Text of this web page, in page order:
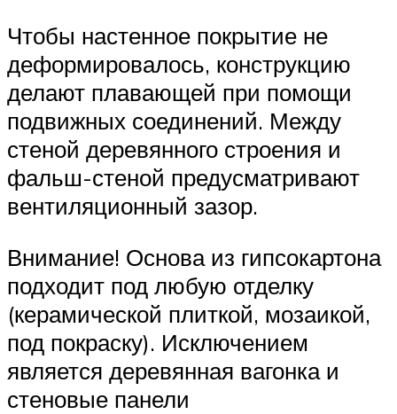
Чтобы настенное покрытие не
деформировалось, конструкцию
делают плавающей при помощи
подвижных соединений. Между
стеной деревянного строения и
фальш-стеной предусматривают
вентиляционный зазор.
Внимание! Основа из гипсокартона
подходит под любую отделку
(керамической плиткой, мозаикой,
под покраску). Исключением
является деревянная вагонка и
стеновые панели